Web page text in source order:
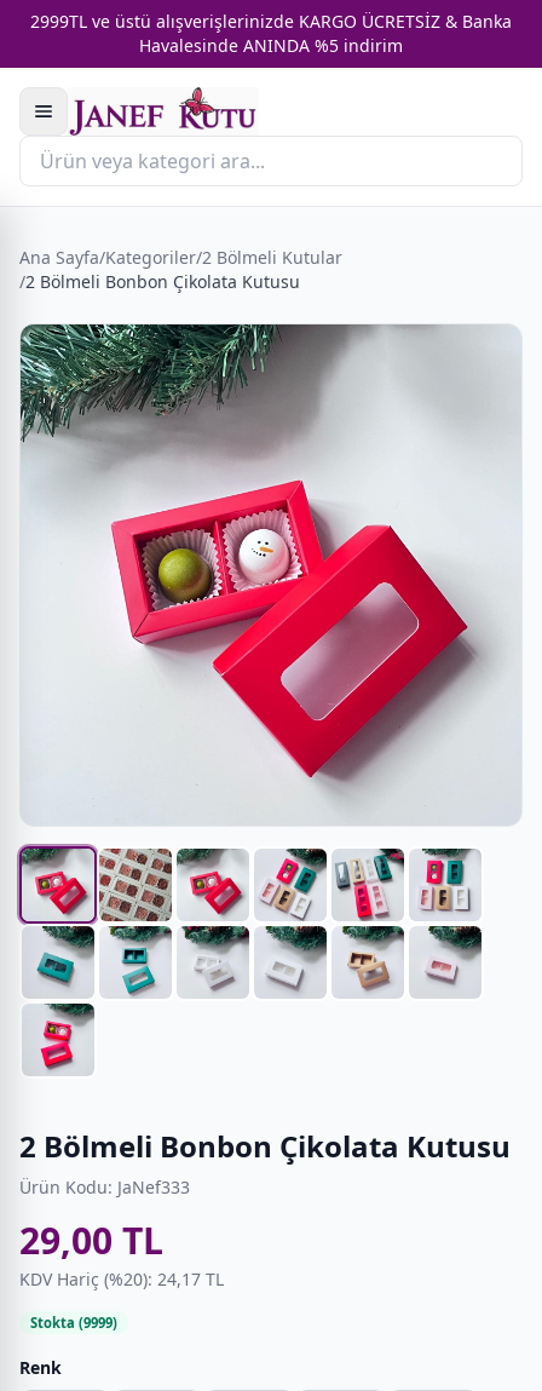
2999TL ve üstü alışverişlerinizde KARGO ÜCRETSİZ & Banka
Havalesinde ANINDA %5 indirim
Ana Sayfa/Kategoriler/2 Bölmeli Kutular
/2 Bölmeli Bonbon Çikolata Kutusu
2 Bölmeli Bonbon Çikolata Kutusu
Ürün Kodu: JaNef333
29,00 TL
KDV Hariç (%20): 24,17 TL
Stokta (9999)
Renk